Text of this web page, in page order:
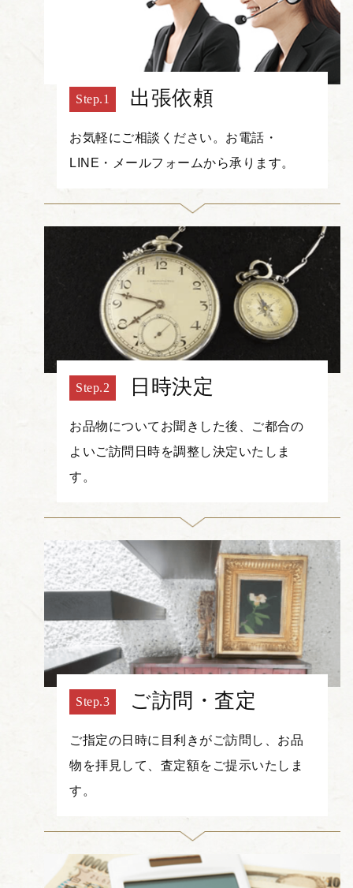
出張依頼
お気軽にご相談ください。お電話・
LINE・メールフォームから承ります。
日時決定
お品物についてお聞きした後、ご都合の
よいご訪問日時を調整し決定いたしま
す。
ご訪問・査定
ご指定の日時に目利きがご訪問し、お品
物を拝見して、査定額をご提示いたしま
す。